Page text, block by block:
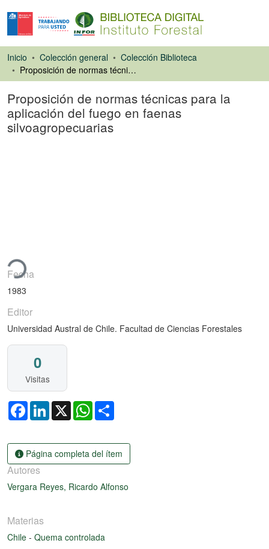
Inicio Colección general
Colección Biblioteca
Proposición de normas técnicas para la aplicación del fuego en faenas silvoagropecuarias
Proposición de normas técnicas para la
aplicación del fuego en faenas
silvoagropecuarias
Fecha
1983
Editor
Universidad Austral de Chile. Facultad de Ciencias Forestales
0
Visitas
FacebookLinkedIn
X WhatsApp
Página completa del ítem
Autores
Vergara Reyes, Ricardo Alfonso
Materias
Chile - Quema controlada